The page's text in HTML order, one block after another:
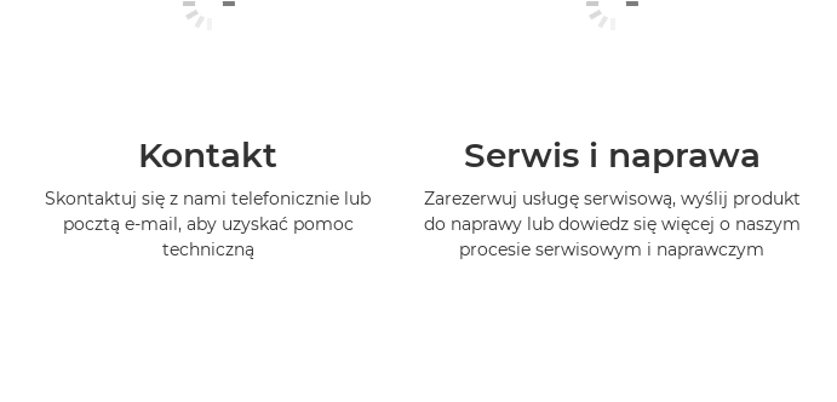
Kontakt
Skontaktuj się z nami telefonicznie lub
pocztą e-mail, aby uzyskać pomoc
techniczną
Serwis i naprawa
Zarezerwuj usługę serwisową, wyślij produkt
do naprawy lub dowiedz się więcej o naszym
procesie serwisowym i naprawczym